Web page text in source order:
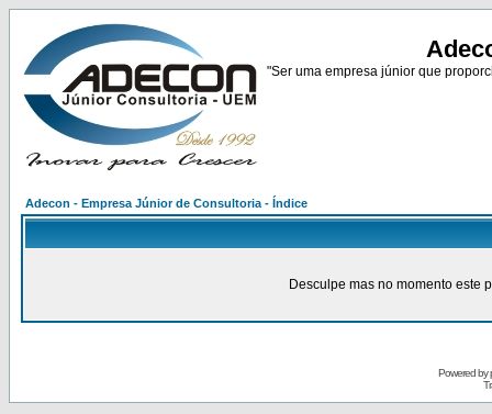
"Ser uma empresa júnior que
Adecon - Empresa Júnior de Consultoria - Índice
Desculpe mas no momento este
Powered by